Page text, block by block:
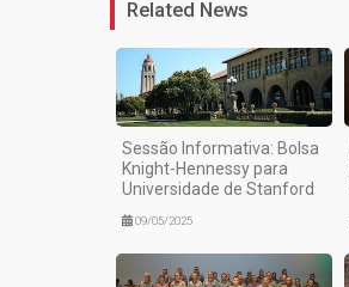
Related News
Sessão Informativa: Bolsa
Knight-Hennessy para
Universidade de Stanford
09/05/2025